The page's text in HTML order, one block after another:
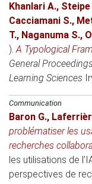
Khanlari A., Steipe
Cacciamani S.,
T., Naganuma S.,
).A Typological
General
Learning Sciences
Communication
Baron G.,
problématiser les
recherches
les utilisations de
perspectives de